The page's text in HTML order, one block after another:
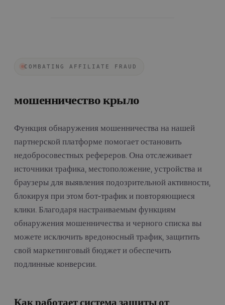
COMBATING AFFILIATE FRAUD
мошенничество крыло
Функция обнаружения мошенничества на нашей
партнерской платформе помогает остановить
недобросовестных рефереров. Она отслеживает
источники трафика, местоположение, устройства и
браузеры для выявления подозрительной активности,
блокируя при этом бот-трафик и повторяющиеся
клики. Благодаря настраиваемым функциям
обнаружения мошенничества и черного списка вы
можете исключить вредоносный трафик, защитить
свой маркетинговый бюджет и обеспечить
подлинные конверсии.
Как работает система защиты от